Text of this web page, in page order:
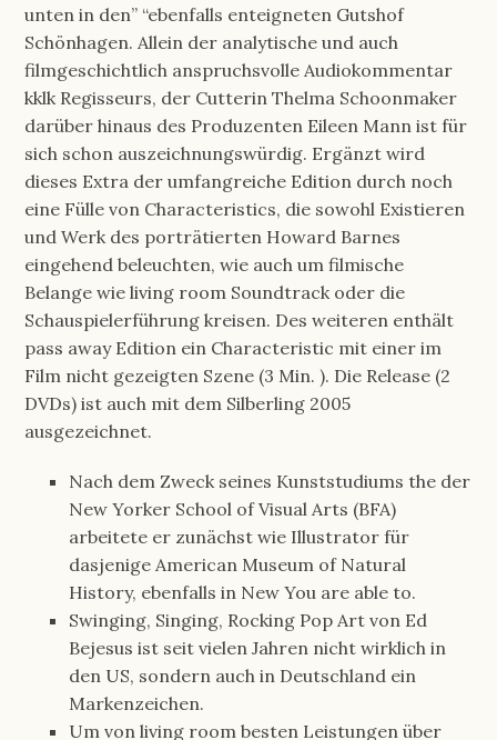
unten in den” “ebenfalls enteigneten Gutshof
Schönhagen. Allein der analytische und auch
filmgeschichtlich anspruchsvolle Audiokommentar
kklk Regisseurs, der Cutterin Thelma Schoonmaker
darüber hinaus des Produzenten Eileen Mann ist für
sich schon auszeichnungswürdig. Ergänzt wird
dieses Extra der umfangreiche Edition durch noch
eine Fülle von Characteristics, die sowohl Existieren
und Werk des porträtierten Howard Barnes
eingehend beleuchten, wie auch um filmische
Belange wie living room Soundtrack oder die
Schauspielerführung kreisen. Des weiteren enthält
pass away Edition ein Characteristic mit einer im
Film nicht gezeigten Szene (3 Min. ). Die Release (2
DVDs) ist auch mit dem Silberling 2005
ausgezeichnet.
Nach dem Zweck seines Kunststudiums the der
New Yorker School of Visual Arts (BFA)
arbeitete er zunächst wie Illustrator für
dasjenige American Museum of Natural
History, ebenfalls in New You are able to.
Swinging, Singing, Rocking Pop Art von Ed
Bejesus ist seit vielen Jahren nicht wirklich in
den US, sondern auch in Deutschland ein
Markenzeichen.
Um von living room besten Leistungen über